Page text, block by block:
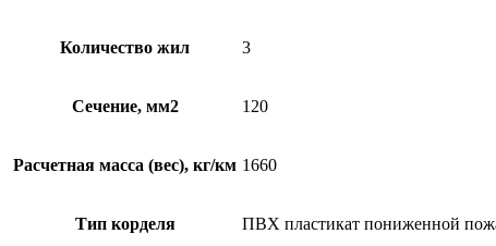
Количество жил 3
Сечение, мм2 120
Расчетная масса (вес), кг/км 1660
Тип корделя ПВХ пластикат пониженной